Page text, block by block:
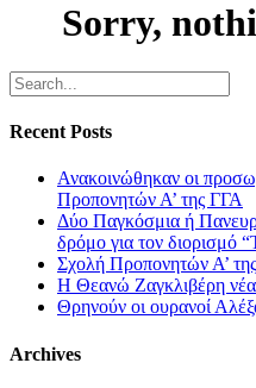
Sorry,
Recent Posts
Ανακοινώθηκαν οι
Προπονητών Α’ της ΓΓΑ
Δύο Παγκόσμια ή
δρόμο για τον διορισμό
Σχολή Προπονητών Α’
Η Θεανώ Ζαγκλιβέρη
Θρηνούν οι ουρανοί
Archives